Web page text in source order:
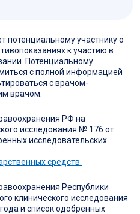
потенциальному участнику о
к участию в
Потенциальному
с полной информацией
с врачом-
врачом.
РФ на
исследования № 176 от
исследовательских
средств.
Республики
клинического исследования
и список одобренных